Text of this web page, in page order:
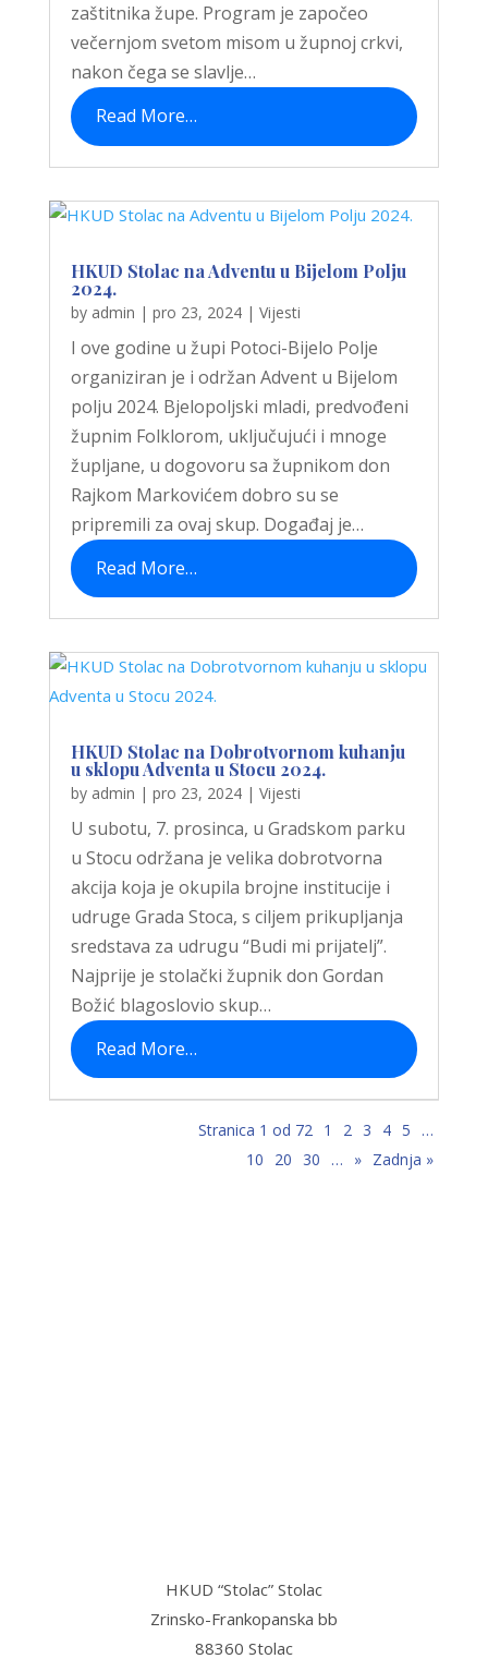
zaštitnika župe. Program je započeo
večernjom svetom misom u župnoj crkvi,
nakon čega se slavlje…
Read More…
HKUD Stolac na Adventu u Bijelom Polju
2024.
by admin | pro 23, 2024| Vijesti
I ove godine u župi Potoci-Bijelo Polje
organiziran je i održan Advent u Bijelom
polju 2024. Bjelopoljski mladi, predvođeni
župnim Folklorom, uključujući i mnoge
župljane, u dogovoru sa župnikom don
Rajkom Markovićem dobro su se
pripremili za ovaj skup. Događaj je…
Read More…
HKUD Stolac na Dobrotvornom kuhanju
u sklopu Adventa u Stocu 2024.
by admin | pro 23, 2024| Vijesti
U subotu, 7. prosinca, u Gradskom parku
u Stocu održana je velika dobrotvorna
akcija koja je okupila brojne institucije i
udruge Grada Stoca, s ciljem prikupljanja
sredstava za udrugu “Budi mi prijatelj”.
Najprije je stolački župnik don Gordan
Božić blagoslovio skup…
Read More…
Stranica 1 od 72 1 2 3 4 5
…
10
20 30 … » Zadnja »
HKUD “Stolac” Stolac
Zrinsko-Frankopanska bb
88360 Stolac